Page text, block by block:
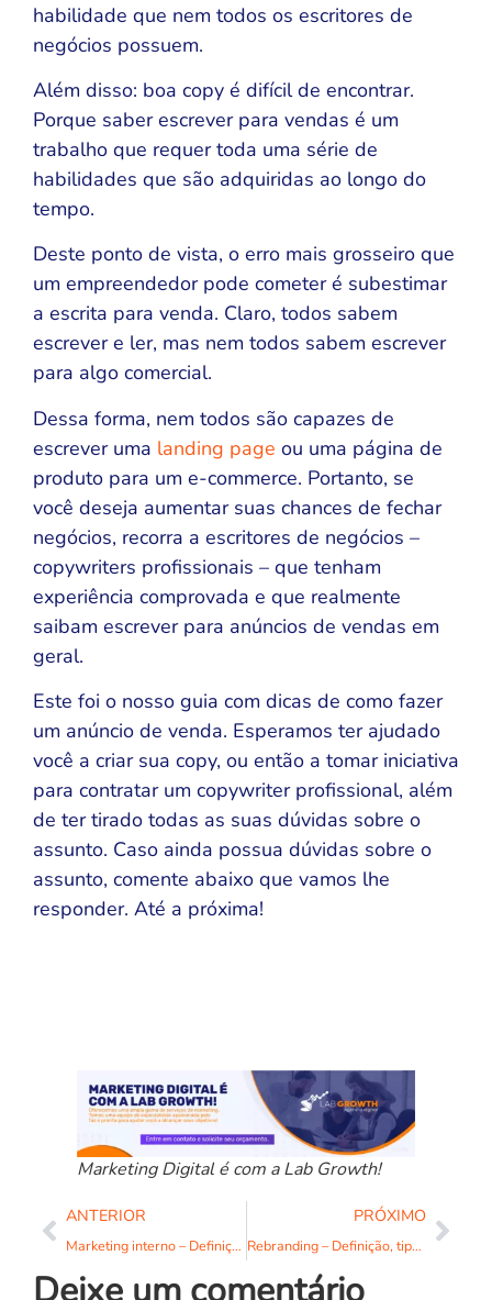
habilidade que nem todos os escritores de
negócios possuem.
Além disso: boa copy é difícil de encontrar.
Porque saber escrever para vendas é um
trabalho que requer toda uma série de
habilidades que são adquiridas ao longo do
tempo.
Deste ponto de vista, o erro mais grosseiro que
um empreendedor pode cometer é subestimar
a escrita para venda. Claro, todos sabem
escrever e ler, mas nem todos sabem escrever
para algo comercial.
Dessa forma, nem todos são capazes de
escrever uma landing page ou uma página de
produto para um e-commerce. Portanto, se
você deseja aumentar suas chances de fechar
negócios, recorra a escritores de negócios –
copywriters profissionais – que tenham
experiência comprovada e que realmente
saibam escrever para anúncios de vendas em
geral.
Este foi o nosso guia com dicas de como fazer
um anúncio de venda. Esperamos ter ajudado
você a criar sua copy, ou então a tomar iniciativa
para contratar um copywriter profissional, além
de ter tirado todas as suas dúvidas sobre o
assunto. Caso ainda possua dúvidas sobre o
assunto, comente abaixo que vamos lhe
responder. Até a próxima!
Marketing Digital é com a Lab Growth!
ANTERIOR
Marketing interno – Definição, benefícios e estratégias de implementação!
PRÓXIMO
Rebranding – Definição, tipos, quando, por que fazer e como fazer!